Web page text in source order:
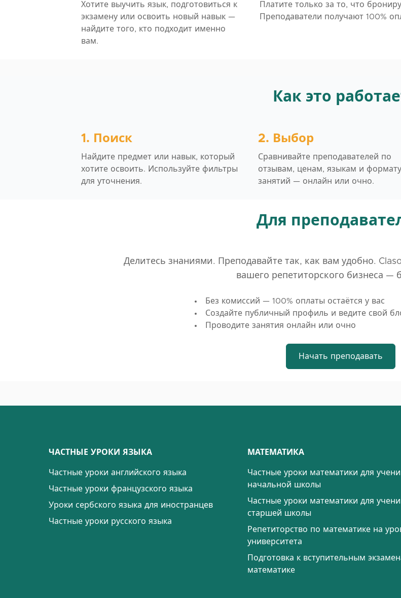
Хотите выучить язык, подготовиться к
экзамену или освоить новый навык —
найдите того, кто подходит именно
вам.
Платите только за то, что
Преподаватели получают 100%
Как это
1. Поиск
Найдите предмет или навык, который
хотите освоить. Используйте фильтры
для уточнения.
2. Выбор
Сравнивайте преподавателей по
отзывам, ценам, языкам и формату
занятий — онлайн или очно.
Для
Делитесь знаниями. Преподавайте так, как вам удобно.
вашего репетиторского бизнеса —
Без комиссий — 100% оплаты остаётся у вас
Создайте публичный профиль и ведите свой
Проводите занятия онлайн или очно
Начать преподавать
ЧАСТНЫЕ УРОКИ ЯЗЫКА
Частные уроки английского языка
Частные уроки французского языка
Уроки сербского языка для иностранцев
Частные уроки русского языка
МАТЕМАТИКА
Частные уроки математики для
начальной школы
Частные уроки математики для
старшей школы
Репетиторство по математике на
университета
Подготовка к вступительным
математике